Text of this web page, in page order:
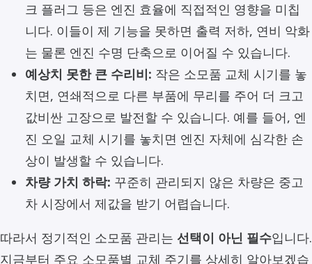
크 플러그 등은 엔진 효율에 직접적인 영향을 미칩
니다. 이들이 제 기능을 못하면 출력 저하, 연비 악화
는 물론 엔진 수명 단축으로 이어질 수 있습니다.
예상치 못한 큰 수리비: 작은 소모품 교체 시기를 놓
치면, 연쇄적으로 다른 부품에 무리를 주어 더 크고
값비싼 고장으로 발전할 수 있습니다. 예를 들어, 엔
진 오일 교체 시기를 놓치면 엔진 자체에 심각한 손
상이 발생할 수 있습니다.
차량 가치 하락: 꾸준히 관리되지 않은 차량은 중고
차 시장에서 제값을 받기 어렵습니다.
따라서 정기적인 소모품 관리는 선택이 아닌 필수입니다.
지금부터 주요 소모품별 교체 주기를 상세히 알아보겠습